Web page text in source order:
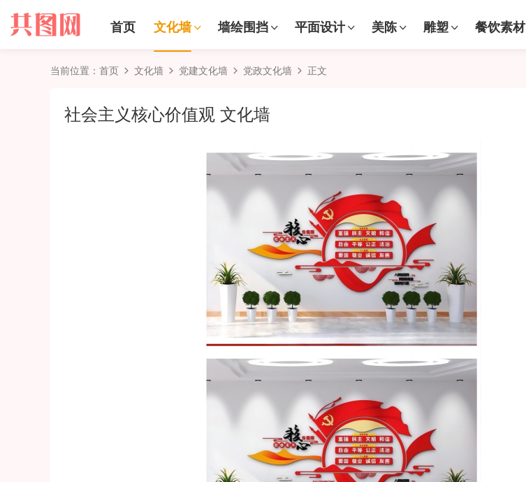
首页 文化墙 墙绘围挡 平面设计 美陈 雕塑 餐饮素材
当前位置： 首页 文化墙 党建文化墙 党政文化墙 正文
社会主义核心价值观 文化墙